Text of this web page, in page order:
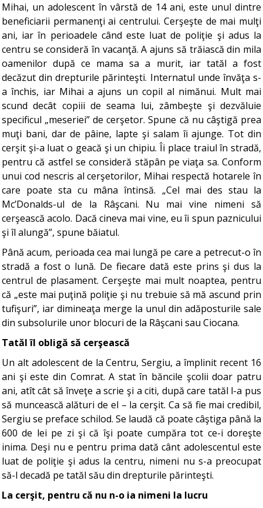
Mihai, un adolescent în vârstă de 14 ani, este unul dintre
beneficiarii permanenţi ai centrului. Cerşeşte de mai mulţi
ani, iar în perioadele când este luat de poliţie şi adus la
centru se consideră în vacanţă. A ajuns să trăiască din mila
oamenilor după ce mama sa a murit, iar tatăl a fost
decăzut din drepturile părinteşti. Internatul unde învăţa s-
a închis, iar Mihai a ajuns un copil al nimănui. Mult mai
scund decât copiii de seama lui, zâmbeşte şi dezvăluie
specificul „meseriei” de cerşetor. Spune că nu câştigă prea
muţi bani, dar de pâine, lapte şi salam îi ajunge. Tot din
cerşit şi-a luat o geacă şi un chipiu. Îi place traiul în stradă,
pentru că astfel se consideră stăpân pe viaţa sa. Conform
unui cod nescris al cerşetorilor, Mihai respectă hotarele în
care poate sta cu mâna întinsă. „Cel mai des stau la
Mc’Donalds-ul de la Râşcani. Nu mai vine nimeni să
cerşească acolo. Dacă cineva mai vine, eu îi spun paznicului
şi îl alungă”, spune băiatul.
Până acum, perioada cea mai lungă pe care a petrecut-o în
stradă a fost o lună. De fiecare dată este prins şi dus la
centrul de plasament. Cerşeşte mai mult noaptea, pentru
că „este mai puţină poliţie şi nu trebuie să mă ascund prin
tufişuri”, iar dimineaţa merge la unul din adăposturile sale
din subsolurile unor blocuri de la Râşcani sau Ciocana.
Tatăl îl obligă să cerşească
Un alt adolescent de la Centru, Sergiu, a împlinit recent 16
ani şi este din Comrat. A stat în băncile şcolii doar patru
ani, atît cât să înveţe a scrie şi a citi, după care tatăl l-a pus
să muncească alături de el – la cerşit. Ca să fie mai credibil,
Sergiu se preface schilod. Se laudă că poate câştiga până la
600 de lei pe zi şi că îşi poate cumpăra tot ce-i doreşte
inima. Deşi nu e pentru prima dată cânt adolescentul este
luat de poliţie şi adus la centru, nimeni nu s-a preocupat
să-l decadă pe tatăl său din drepturile părinteşti.
La cerşit, pentru că nu n-o ia nimeni la lucru